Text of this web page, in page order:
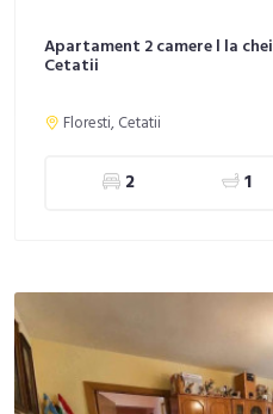
Apartament 2 camere l la
Cetatii
Floresti, Cetatii
2 1